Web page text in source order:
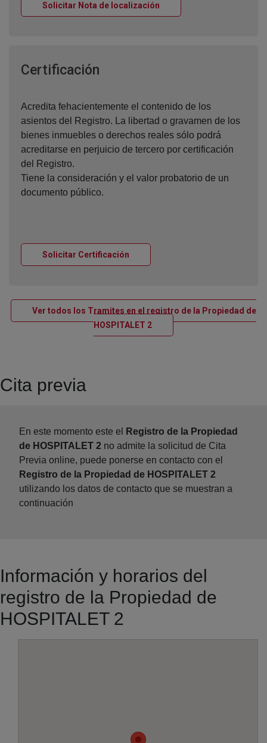
Solicitar Nota de localización
Certificación
Acredita fehacientemente el contenido de los
asientos del Registro. La libertad o gravamen de los
bienes inmuebles o derechos reales sólo podrá
acreditarse en perjuicio de tercero por certificación
del Registro.
Tiene la consideración y el valor probatorio de un
documento público.
Solicitar Certificación
Ver todos los Tramites en el registro de la Propiedad de
HOSPITALET 2 Ventana nueva
Cita previa
En este momento este el
Registro de la Propiedad
de HOSPITALET 2 no admite la solicitud de Cita
Previa online, puede ponerse en contacto con el
Registro de la Propiedad de HOSPITALET 2
utilizando los datos de contacto que se muestran a
continuación
Información y horarios del
registro de la Propiedad de
HOSPITALET 2